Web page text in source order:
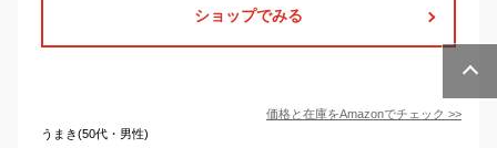
ショップでみる
価格と在庫をAmazonでチェック >>
うまき(50代・男性)